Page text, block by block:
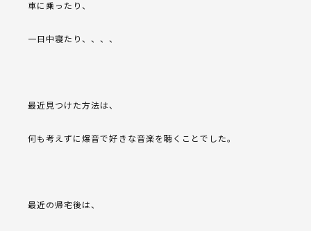
車に乗ったり、
一日中寝たり、、、、
最近見つけた方法は、
何も考えずに爆音で好きな音楽を聴くことでした。
最近の帰宅後は、